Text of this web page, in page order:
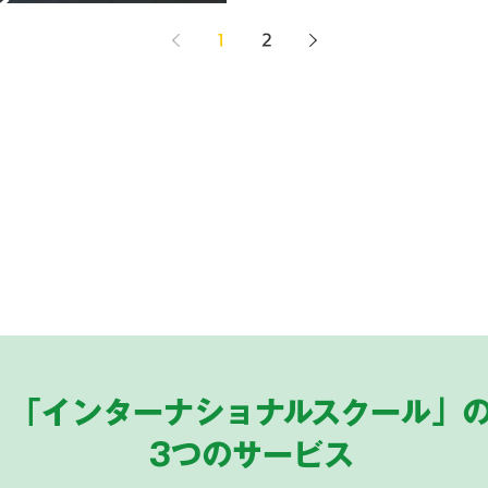
1 2
「インターナショナルスクール」
​3つのサービス